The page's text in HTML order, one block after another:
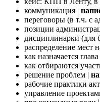
коммуникация |
переговоры (в т.ч. с
позиции
дисциплинарки (для
распределение мест
как назначается
как отбираются
решение проблем |
рабочие практики
управление